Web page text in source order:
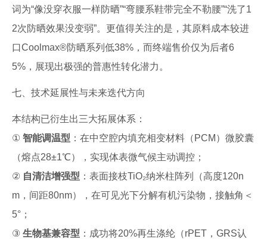
词为“像没穿衣服一样防晒”“弯腰系鞋带完全不勒腰”“洗了1
2次防晒效果没变弱”。更值得关注的是，其原料成本较进
口Coolmax®防晒系列低38%，而终端售价仅为后者6
5%，展现出极强的普惠性转化潜力。
七、技术延展性与未来迭代方向
本结构已衍生出三大拓展体系：
① 智能调温型 ：在中空腔内填充相变材料（PCM）微胶囊
（熔点28±1℃），实现体表微气候主动调控；
② 自清洁增强型 ：表面接枝TiO₂纳米柱阵列（高度120n
m，间距80nm），在可见光下分解有机污染物，接触角＜
5°；
③ 生物基兼容型 ：成功将20%再生涤纶（rPET，GRS认